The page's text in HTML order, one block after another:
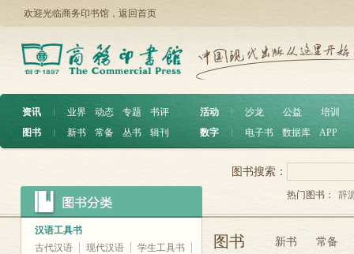
欢迎光临商务印书馆， 返回首页
资讯 ︱ 业界 动态 专题
书评
图书
︱ 新书 常备 丛书 辑刊
活动 沙龙 公益
培训
数字
电子书 数据库 APP
汉语工具书
古代汉语
现代汉语
学生工具书
图书搜索：
热门图书： 辞
图书 新书 常备